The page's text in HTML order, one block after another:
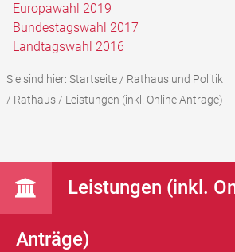
Europawahl 2019
Bundestagswahl 2017
Landtagswahl 2016
Sie sind hier: Startseite/ Rathaus und Politik
/ Rathaus/ Leistungen (inkl. Online Anträge)
Leistungen (inkl.
Anträge)